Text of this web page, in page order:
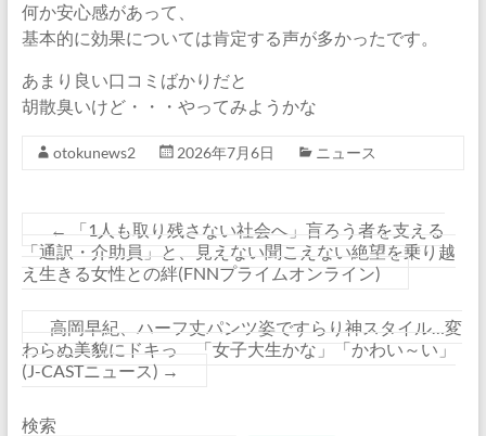
何か安心感があって、
基本的に効果については肯定する声が多かったです。
あまり良い口コミばかりだと
胡散臭いけど・・・やってみようかな
otokunews2 2026年7月6日 ニュース
←
「1人も取り残さない社会へ」盲ろう者を支える
「通訳・介助員」と、見えない聞こえない絶望を乗り越
え生きる女性との絆(FNNプライムオンライン)
高岡早紀、ハーフ丈パンツ姿ですらり神スタイル…変
わらぬ美貌にドキっ 「女子大生かな」「かわい～い」
(J-CASTニュース) →
検索